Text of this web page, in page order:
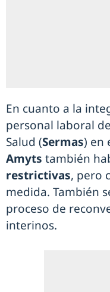
En cuanto a la
personal laboral
Salud (Sermas) en
Amyts también
restrictivas, pero
medida. También
proceso de
interinos.